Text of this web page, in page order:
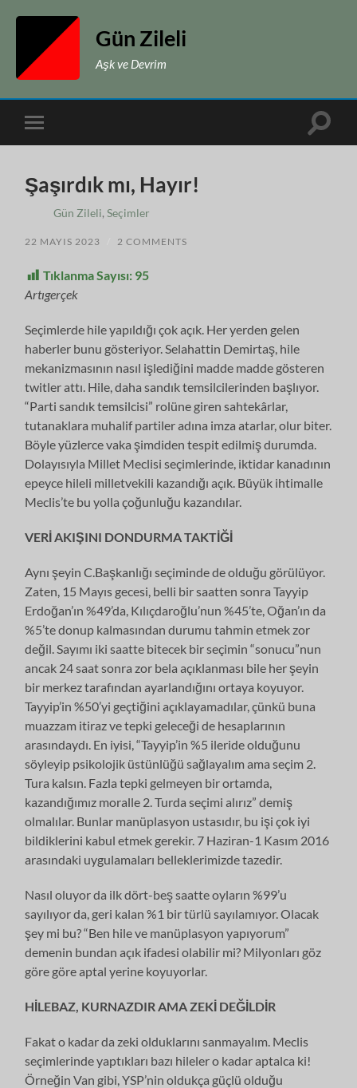
Gün Zileli
Aşk ve Devrim
Toggle
mobile
Toggle
Şaşırdık mı, Hayır!
Gün Zileli,Seçimler
22 MAYIS 2023 2 COMMENTS
Tıklanma Sayısı: 95
Artıgerçek
Seçimlerde hile yapıldığı çok açık. Her yerden gelen
haberler bunu gösteriyor. Selahattin Demirtaş, hile
mekanizmasının nasıl işlediğini madde madde gösteren
twitler attı. Hile, daha sandık temsilcilerinden başlıyor.
“Parti sandık temsilcisi” rolüne giren sahtekârlar,
tutanaklara muhalif partiler adına imza atarlar, olur biter.
Böyle yüzlerce vaka şimdiden tespit edilmiş durumda.
Dolayısıyla Millet Meclisi seçimlerinde, iktidar kanadının
epeyce hileli milletvekili kazandığı açık. Büyük ihtimalle
Meclis’te bu yolla çoğunluğu kazandılar.
VERİ AKIŞINI DONDURMA TAKTİĞİ
Aynı şeyin C.Başkanlığı seçiminde de olduğu görülüyor.
Zaten, 15 Mayıs gecesi, belli bir saatten sonra Tayyip
Erdoğan’ın %49’da, Kılıçdaroğlu’nun %45’te, Oğan’ın da
%5’te donup kalmasından durumu tahmin etmek zor
değil. Sayımı iki saatte bitecek bir seçimin “sonucu”nun
ancak 24 saat sonra zor bela açıklanması bile her şeyin
bir merkez tarafından ayarlandığını ortaya koyuyor.
Tayyip’in %50’yi geçtiğini açıklayamadılar, çünkü buna
muazzam itiraz ve tepki geleceği de hesaplarının
arasındaydı. En iyisi, “Tayyip’in %5 ileride olduğunu
söyleyip psikolojik üstünlüğü sağlayalım ama seçim 2.
Tura kalsın. Fazla tepki gelmeyen bir ortamda,
kazandığımız moralle 2. Turda seçimi alırız” demiş
olmalılar. Bunlar manüplasyon ustasıdır, bu işi çok iyi
bildiklerini kabul etmek gerekir. 7 Haziran-1 Kasım 2016
arasındaki uygulamaları belleklerimizde tazedir.
Nasıl oluyor da ilk dört-beş saatte oyların %99’u
sayılıyor da, geri kalan %1 bir türlü sayılamıyor. Olacak
şey mi bu? “Ben hile ve manüplasyon yapıyorum”
demenin bundan açık ifadesi olabilir mi? Milyonları göz
göre göre aptal yerine koyuyorlar.
HİLEBAZ, KURNAZDIR AMA ZEKİ DEĞİLDİR
Fakat o kadar da zeki olduklarını sanmayalım. Meclis
seçimlerinde yaptıkları bazı hileler o kadar aptalca ki!
Örneğin Van gibi, YSP’nin oldukça güçlü olduğu